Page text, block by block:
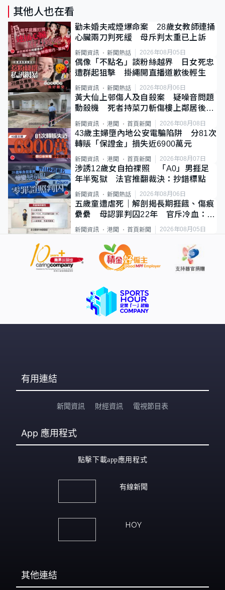
其他人也在看
勸未婚夫戒煙爆命案 28歲女教師連捅
心臟兩刀判死緩 母斥判太重已上訴
新聞資訊 新聞熱話 2026年08月05日
偶像「不點名」談粉絲越界 日女死忠
遭群起狙擊 掛繩開直播道歉後輕生
新聞資訊 新聞熱話 2026年08月06日
黃大仙上邨傷人及自殺案 疑噪音問題
動殺機 死者持菜刀斬傷樓上鄰居後墮
新聞資訊 港聞 首頁新聞 2026年08月08日
43歲主婦墮內地公安電騙陷阱 分81次
轉賬「保證金」損失近6900萬元
新聞資訊 港聞 首頁新聞 2026年08月07日
涉誘12歲女自拍祼照 「A0」男捱足
年半冤獄 法官推翻裁決：抄錯標點
新聞資訊 新聞熱話 2026年08月06日
五歲童遭虐死｜解剖揭長期捱餓、傷痕
纍纍 母認罪判囚22年 官斥冷血：同
類案最惡劣
新聞資訊 港聞 首頁新聞 2026年08月05日
有用連結
新聞資訊 財經資訊 電視節目表
App 應用程式
點擊下載app應用程式
有線新聞
HOY
其他連結